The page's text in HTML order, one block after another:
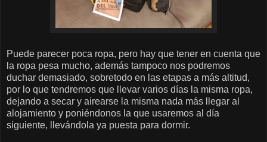
Puede parecer poca ropa, pero hay que tener en cuenta que
la ropa pesa mucho, además tampoco nos podremos
duchar demasiado, sobretodo en las etapas a más altitud,
por lo que tendremos que llevar varios días la misma ropa,
dejando a secar y airearse la misma nada más llegar al
alojamiento y poniéndonos la que usaremos al día
siguiente, llevándola ya puesta para dormir.